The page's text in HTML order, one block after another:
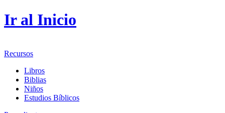
Ir al Inicio
Recursos
Libros
Biblias
Niños
Estudios Bíblicos